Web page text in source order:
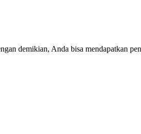
demikian, Anda bisa mendapatkan